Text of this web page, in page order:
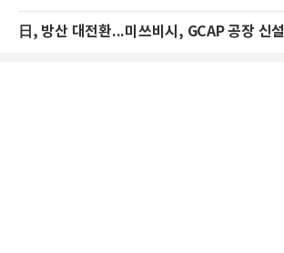
日, 방산 대전환...미쓰비시, GCAP 공장 신설